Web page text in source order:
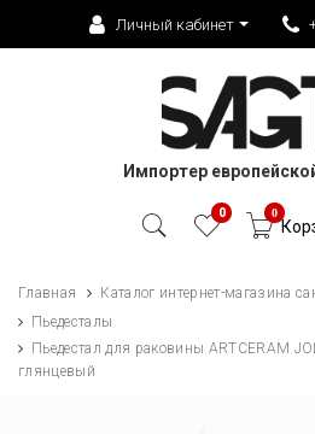
Личный кабинет
Импортер
0 0
Главная Каталог интернет-магазина
Пьедесталы
Пьедестал для раковины ARTCERAM
глянцевый